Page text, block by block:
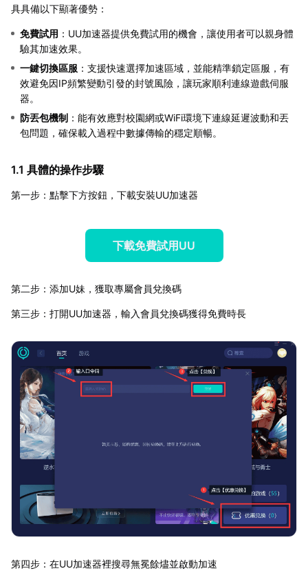
具具備以下顯著優勢：
免費試用 ：UU加速器提供免費試用的機會，讓使用者可以親身體
驗其加速效果。
一鍵切換區服 ：支援快速選擇加速區域，並能精準鎖定區服，有
效避免因IP頻繁變動引發的封號風險，讓玩家順利連線遊戲伺服
器。
防丟包機制 ：能有效應對校園網或WiFi環境下連線延遲波動和丟
包問題，確保載入過程中數據傳輸的穩定順暢。
1.1 具體的操作步驟
第一步：點擊下方按鈕，下載安裝UU加速器
下載免費試用UU
第二步：添加U妹，獲取專屬會員兌換碼
第三步：打開UU加速器，輸入會員兌換碼獲得免費時長
第四步：在UU加速器裡搜尋無冕餘燼並啟動加速